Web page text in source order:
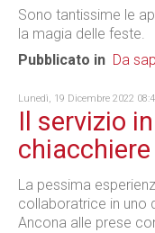
Sono tantissime le
la magia delle feste.
Pubblicato in Da
Lunedì, 19 Dicembre 2022
Il servizio
La pessima
collaboratrice in uno
Ancona alle prese